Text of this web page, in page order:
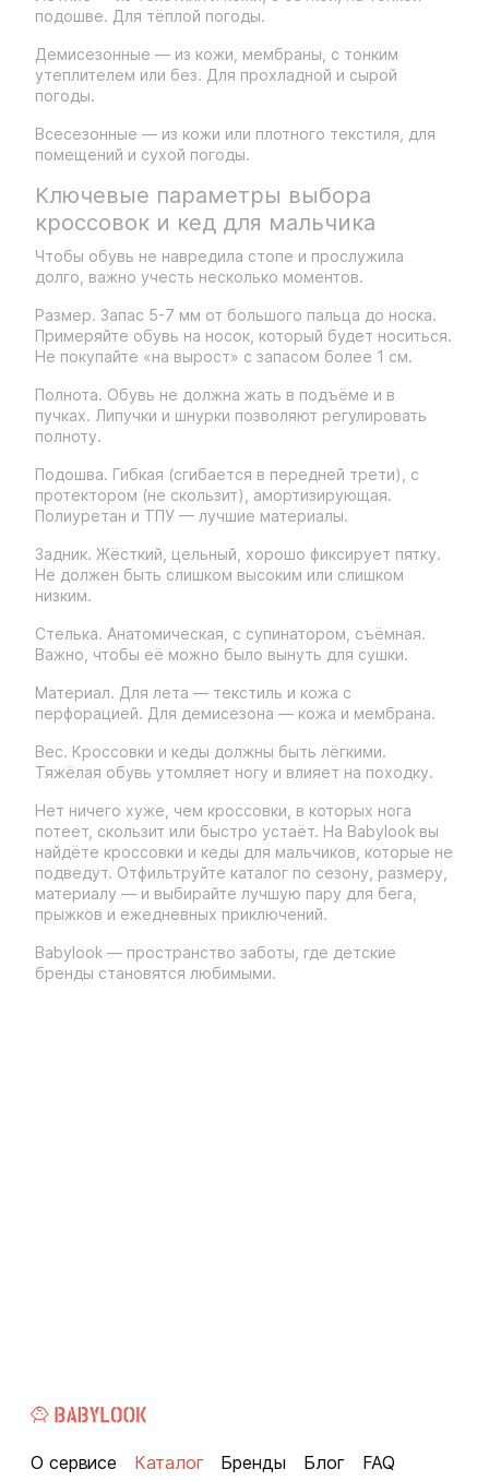
подошве. Для тёплой погоды.
Демисезонные — из кожи, мембраны, с тонким
утеплителем или без. Для прохладной и сырой
погоды.
Всесезонные — из кожи или плотного текстиля, для
помещений и сухой погоды.
Ключевые параметры выбора
кроссовок и кед для мальчика
Чтобы обувь не навредила стопе и прослужила
долго, важно учесть несколько моментов.
Размер. Запас 5-7 мм от большого пальца до носка.
Примеряйте обувь на носок, который будет носиться.
Не покупайте «на вырост» с запасом более 1 см.
Полнота. Обувь не должна жать в подъёме и в
пучках. Липучки и шнурки позволяют регулировать
полноту.
Подошва. Гибкая (сгибается в передней трети), с
протектором (не скользит), амортизирующая.
Полиуретан и ТПУ — лучшие материалы.
Задник. Жёсткий, цельный, хорошо фиксирует пятку.
Не должен быть слишком высоким или слишком
низким.
Стелька. Анатомическая, с супинатором, съёмная.
Важно, чтобы её можно было вынуть для сушки.
Материал. Для лета — текстиль и кожа с
перфорацией. Для демисезона — кожа и мембрана.
Вес. Кроссовки и кеды должны быть лёгкими.
Тяжёлая обувь утомляет ногу и влияет на походку.
Нет ничего хуже, чем кроссовки, в которых нога
потеет, скользит или быстро устаёт. На Babylook вы
найдёте кроссовки и кеды для мальчиков, которые не
подведут. Отфильтруйте каталог по сезону, размеру,
материалу — и выбирайте лучшую пару для бега,
прыжков и ежедневных приключений.
Babylook — пространство заботы, где детские
бренды становятся любимыми.
О сервисе Каталог Бренды Блог
FAQ